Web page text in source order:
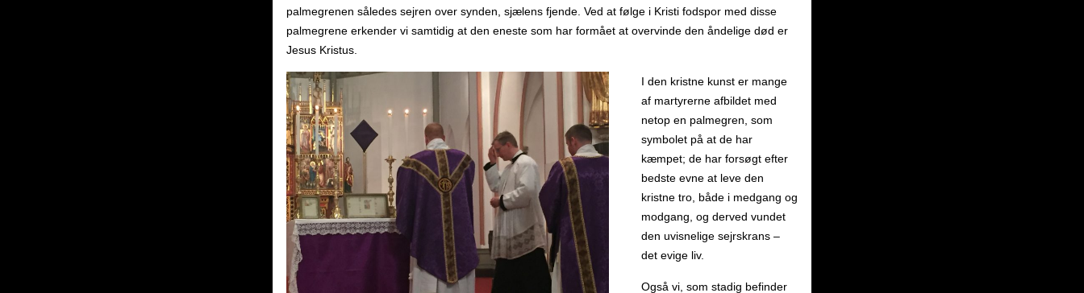
palmegrenen således sejren over synden, sjælens fjende. Ved at følge i Kristi fodspor med disse
palmegrene erkender vi samtidig at den eneste som har formået at overvinde den åndelige død er
Jesus Kristus.
I den kristne kunst er mange
af martyrerne afbildet med
netop en palmegren, som
symbolet på at de har
kæmpet; de har forsøgt efter
bedste evne at leve den
kristne tro, både i medgang og
modgang, og derved vundet
den uvisnelige sejrskrans –
det evige liv.
Også vi, som stadig befinder